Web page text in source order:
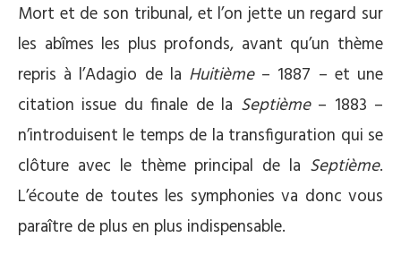
Mort et de son tribunal, et l’on jette un regard sur
les abîmes les plus profonds, avant qu’un thème
repris à l’Adagio de la Huitième– 1887 – et une
citation issue du finale de la Septième– 1883 –
n’introduisent le temps de la transfiguration qui se
clôture avec le thème principal de la Septième.
L’écoute de toutes les symphonies va donc vous
paraître de plus en plus indispensable.